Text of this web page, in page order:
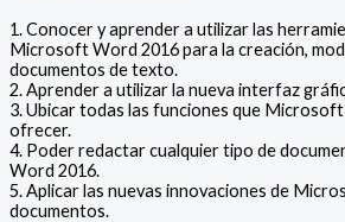
1. Conocer y aprender a utilizar las
Microsoft Word 2016 para la creación,
documentos de texto.
2. Aprender a utilizar la nueva interfaz
3. Ubicar todas las funciones que
ofrecer.
4. Poder redactar cualquier tipo de
Word 2016.
5. Aplicar las nuevas innovaciones de
documentos.